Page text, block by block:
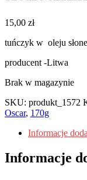
15,00 zł
tuńczyk w oleju
producent -Litwa
Brak w magazynie
SKU: produkt_1572
Oscar, 170g
Informacje
Informacje